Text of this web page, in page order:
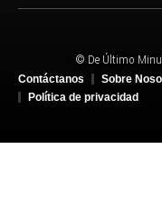
© De Último
Contáctanos
Sobre
Política de privacidad